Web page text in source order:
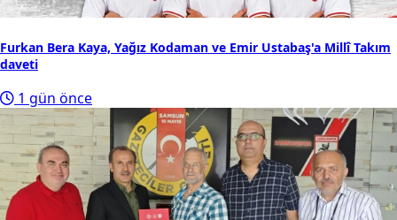
Furkan Bera Kaya, Yağız Kodaman ve Emir Ustabaş'a Millî Takım
daveti
1 gün önce